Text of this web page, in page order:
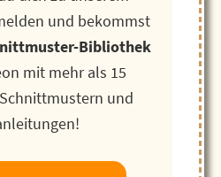
und bekommst
Bibliothek
mit mehr als 15
und